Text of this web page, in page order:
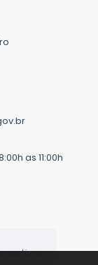
as 11:00h